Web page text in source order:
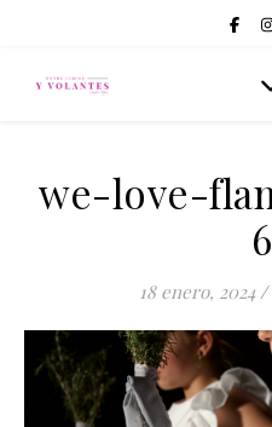
we-love-
18 enero, 2024 /